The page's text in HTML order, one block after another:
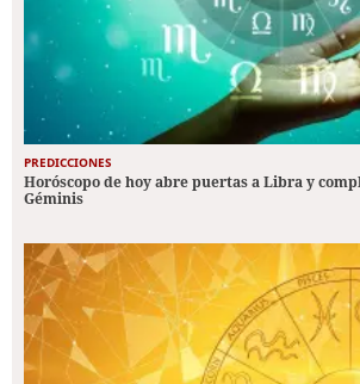
PREDICCIONES
Horóscopo de hoy abre puertas a Libra y
Géminis